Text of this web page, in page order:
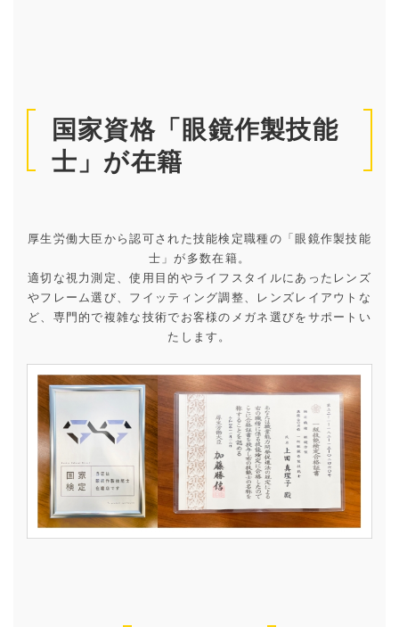
国家資格「眼鏡作製技能
士」が在籍
厚生労働大臣から認可された技能検定職種の「眼鏡作製技能
士」が多数在籍。
適切な視力測定、使用目的やライフスタイルにあったレンズ
やフレーム選び、フイッティング調整、レンズレイアウトな
ど、専門的で複雑な技術でお客様のメガネ選びをサポートい
たします。